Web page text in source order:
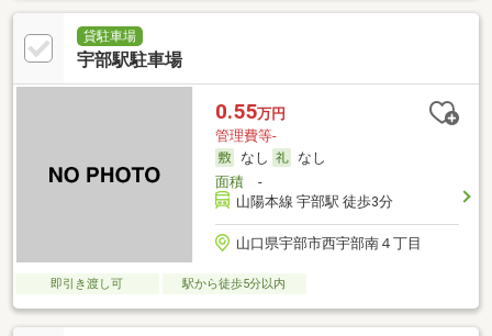
貸駐車場
宇部駅駐車場
0.55万円
管理費等-
なし
なし
面積-
山陽本線 宇部駅 徒歩3分
山口県宇部市西宇部南４丁目
即引き渡し可 駅から徒歩5分以内